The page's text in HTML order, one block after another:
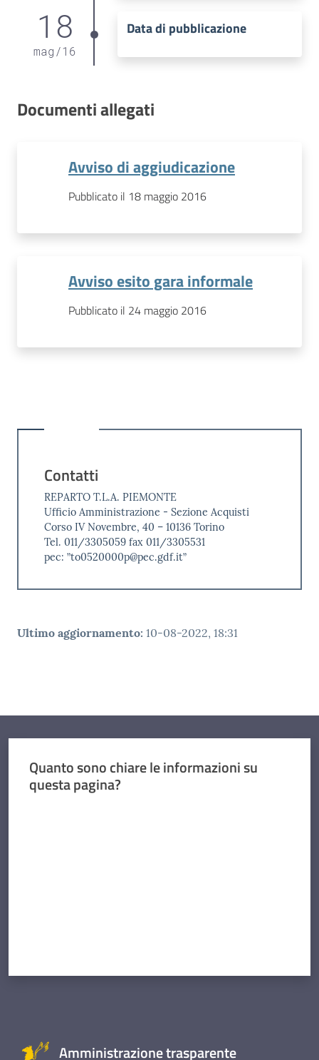
18
mag /16
Data di pubblicazione
Documenti allegati
Avviso di aggiudicazione
Pubblicato il 18 maggio 2016
Avviso esito gara informale
Pubblicato il 24 maggio 2016
Contatti
REPARTO T.L.A. PIEMONTE
Ufficio Amministrazione - Sezione Acquisti
Corso IV Novembre, 40 – 10136 Torino
Tel. 011/3305059 fax 011/3305531
pec: ”to0520000p@pec.gdf.it”
Ultimo aggiornamento: 10-08-2022, 18:31
Quanto sono chiare le informazioni su
questa pagina?
Amministrazione trasparente